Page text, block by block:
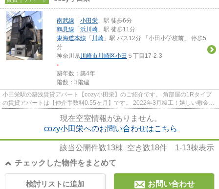
南武線 「 小田栄 」駅 徒歩6分
鶴見線 「 浜川崎 」駅 徒歩11分
東海道本線 「 川崎 」駅 バス12分 「小田小学校前」 停歩5
分
神奈川県川崎市川崎区小田 ５丁目17-2-3
-
築年数：築4年
階数：3階建
小田栄駅の築浅賃貸アパート【cozy小田栄】のご紹介です。 角部屋の1Rタイプ
の賃貸アパートは【仲介手数料0.55ヶ月】です。 2022年3月竣工！嬉しい敷金ゼ
現在空室情報がありません。
cozy小田栄へのお問い合わせはこちら
該当公開件数13棟 空き数18件 1-13棟表示
チェックした物件をまとめて
お問い合わせ
検討リストに追加